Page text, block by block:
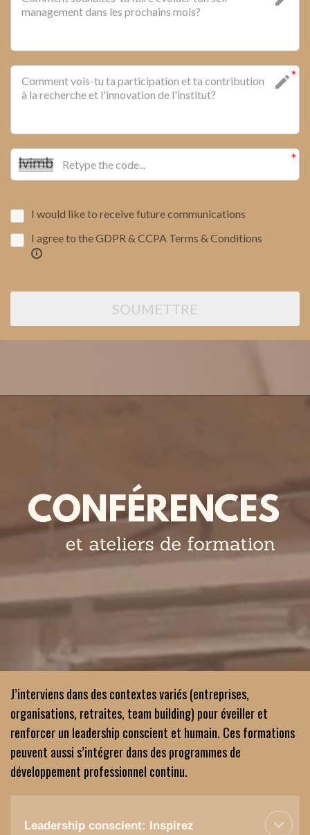
I would like to receive future communications
I agree to the GDPR & CCPA Terms & Conditions
SOUMETTRE
J’interviens dans des contextes variés (entreprises,
organisations, retraites, team building) pour éveiller et
renforcer un leadership conscient et humain. Ces formations
peuvent aussi s’intégrer dans des programmes de
développement professionnel continu.
Leadership conscient: Inspirez